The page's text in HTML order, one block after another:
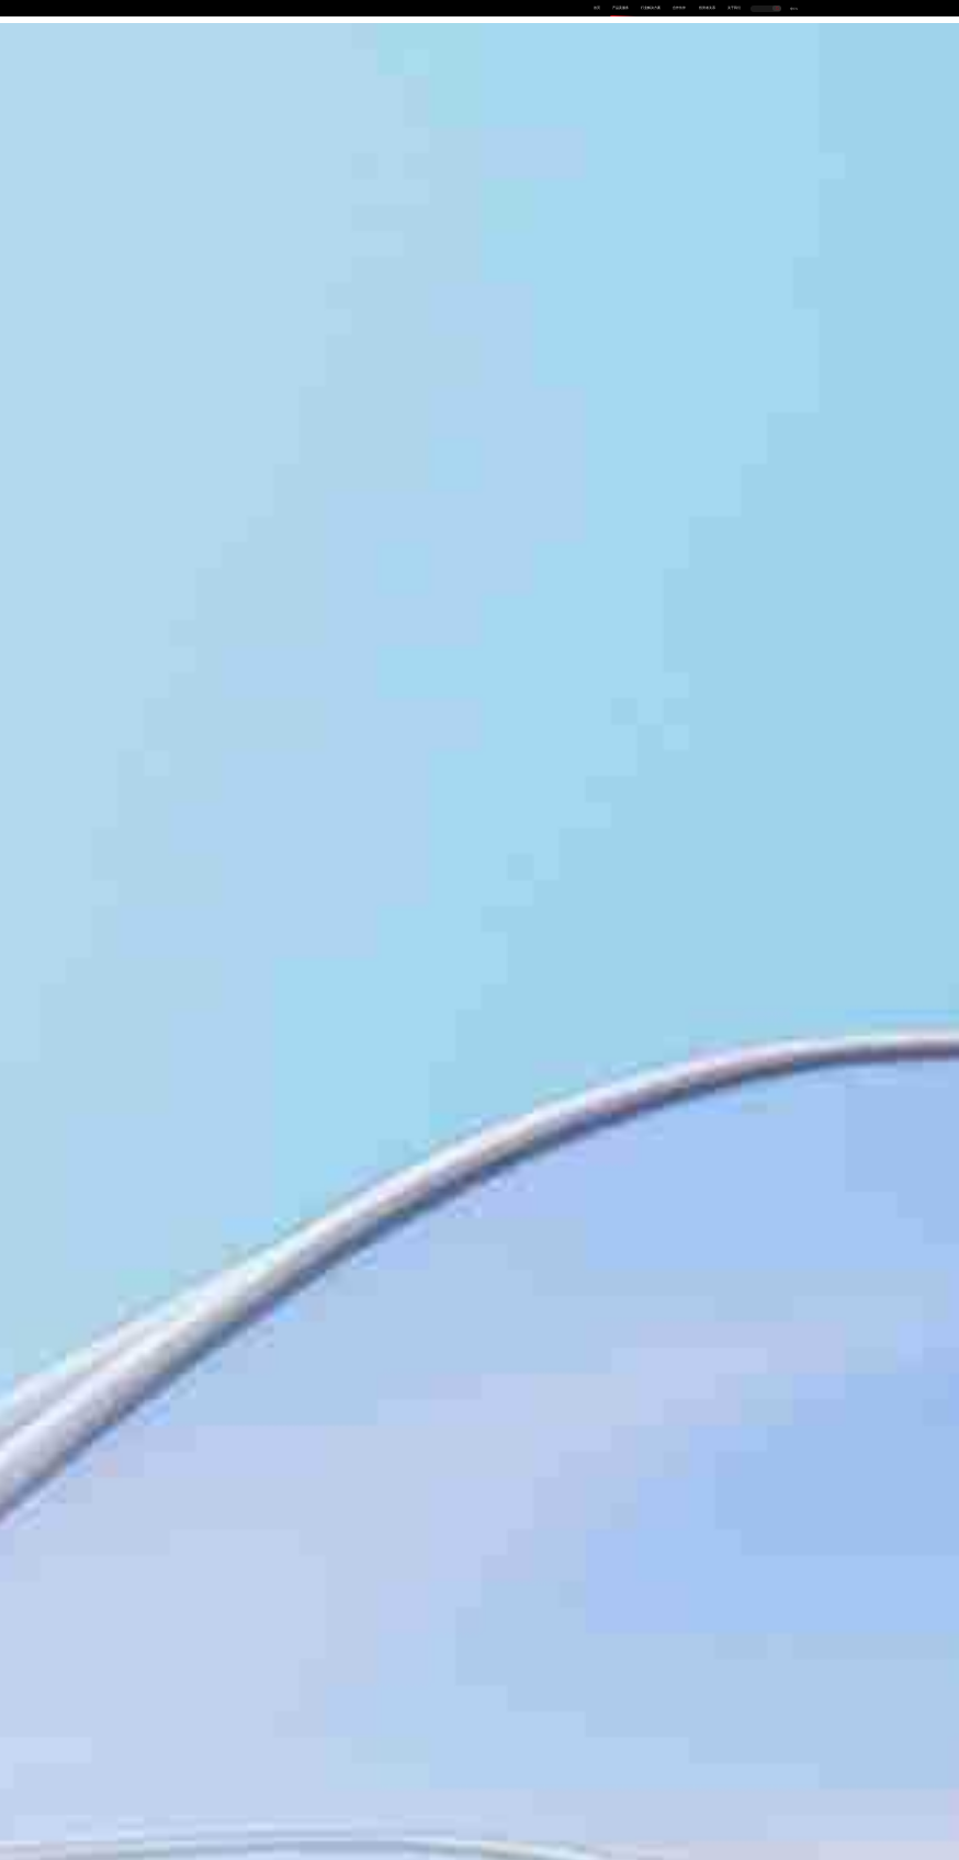
首页 产品及服务 行业解决方案 合作伙伴 投资者关系 关于我们 中EN